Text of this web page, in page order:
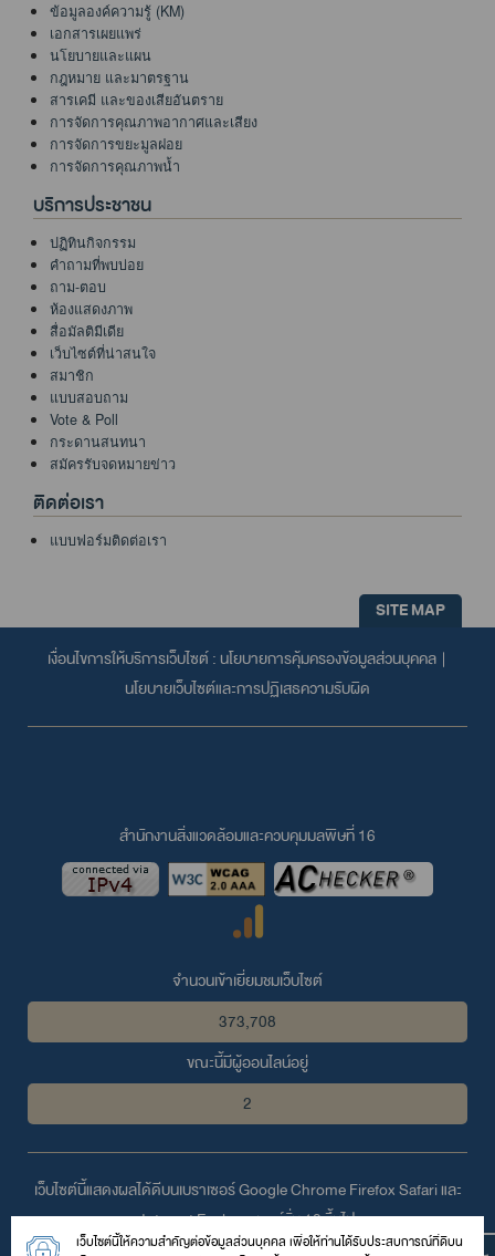
ข้อมูลองค์ความรู้ (KM)
เอกสารเผยแพร่
นโยบายและแผน
กฎหมาย และมาตรฐาน
สารเคมี และของเสียอันตราย
การจัดการคุณภาพอากาศและเสียง
การจัดการขยะมูลฝอย
การจัดการคุณภาพน้ำ
บริการประชาชน
ปฏิทินกิจกรรม
คำถามที่พบบ่อย
ถาม-ตอบ
ห้องแสดงภาพ
สื่อมัลติมีเดีย
เว็บไซต์ที่น่าสนใจ
สมาชิก
แบบสอบถาม
Vote & Poll
กระดานสนทนา
สมัครรับจดหมายข่าว
ติดต่อเรา
แบบฟอร์มติดต่อเรา
SITE MAP
เงื่อนไขการให้บริการเว็บไซต์ : นโยบายการคุ้มครองข้อมูลส่วนบุคคล |
นโยบายเว็บไซต์และการปฏิเสธความรับผิด
สำนักงานสิ่งแวดล้อมและควบคุมมลพิษที่ 16
จำนวนเข้าเยี่ยมชมเว็บไซต์
373,708
ขณะนี้มีผู้ออนไลน์อยู่
2
เว็บไซต์นี้แสดงผลได้ดีบนเบราเซอร์Google ChromeFirefoxSafariและ
Internet Explorerเวอร์ชั่น 10 ขึ้นไป
© 2559 สงวนลิขสิทธิ์ตามพระราชบัญญัติลิขสิทธิ์โดย สำนักงานสิ่ง
เว็บไซต์นี้ให้ความสำคัญต่อข้อมูลส่วนบุคคล เพื่อให้ท่านได้รับประสบการณ์ที่ดีบน